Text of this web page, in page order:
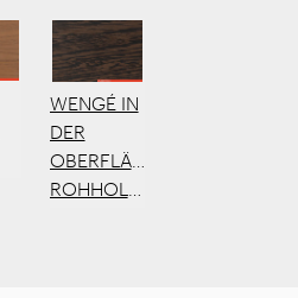
WENGÉ IN
DER
OBERFLÄCHE
ROHHOLZEFFEKT